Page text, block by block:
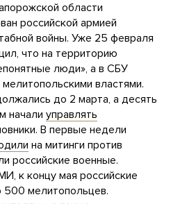
области
российской армией
войны. Уже 25 февраля
что на территорию
люди», а в СБУ
властями.
до 2 марта, а десять
начали управлять
В первые недели
на митинги против
российские военные.
к концу мая российские
500 мелитопольцев.